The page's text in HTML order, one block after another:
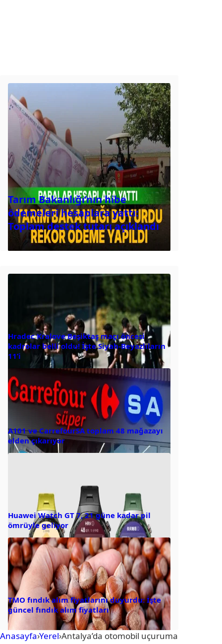
Tarım Bakanlığı’nın hibe
ödemeleri hesaplara yattı:
Toplam destek tutarı açıklandı
Hradec Kralove Beşiktaş maçı öncesi
kadrolar belli oldu! İşte Siyah-Beyazlıların
11’i
A101 ve CarrefourSA toplam 48 mağazayı
elden çıkarıyor
Huawei Watch GT 7, 21 güne kadar pil
ömrüyle geliyor
TMO fındık alım fiyatlarını duyurdu: İşte
güncel fındık alım fiyatları
Anasayfa›Yerel›Antalya’da otomobil uçuruma